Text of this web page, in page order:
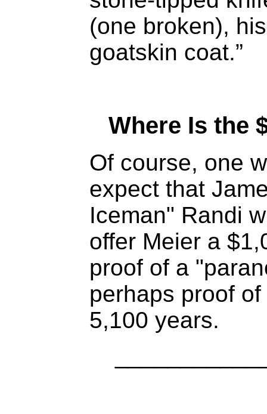
(one broken),
goatskin coat.”
Where Is the
Of course, one
expect that
Iceman" Randi
offer Meier a
proof of a
perhaps proof
5,100 years.